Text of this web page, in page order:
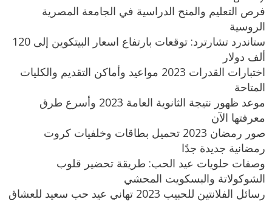
فرص التعليم والمنح الدراسية في الجامعة المصرية
الروسية
ستاندرد تشارترد: توقعات بارتفاع اسعار البيتكوين إلى 120
ألف دولار
اختبارات القدرات 2023 مواعيد وأماكن التقديم والكليات
المتاحة
موعد ظهور نتيجة الثانوية العامة 2023 وأسرع طرق
معرفتها الآن
صور رمضان 2023 تحميل بطاقات وخلفيات كروت
رمضانية جديدة جدًا
وصفات حلويات عيد الحب: طريقة تحضير قلوب
الشوكولاتة والبسكويت المحشي
رسائل الفلانتين للحبيب 2023 تهاني عيد حب سعيد للعشاق